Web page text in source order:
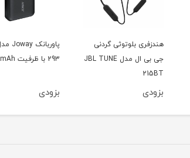
هندزفری بلوتوثی گردنی
جی بی ال مدل JBL TUNE
215BT
بزودی
293 با ظرفیت 20000mAh
بزودی